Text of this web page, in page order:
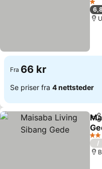
1
Fra 66 kr
Se priser fra 4 nettsteder
Del
2
/